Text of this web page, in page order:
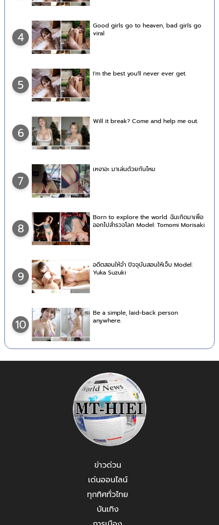
4
Good girls go to heaven, bad girls go
viral
5
I'm the best you'll never ever get.
6
Will it break? Come and help me out.
7
เหงาอะ มาเล่นด้วยกันไหม
8
Born to explore the world. ฉันเกิดมาเพื่อ
ออกไปสำรวจโลก Model: Tomomi Morisaki
9
อดีตสอนให้จำ ปัจจุบันสอนให้เจ็บ Model:
Yuka Suzuki
10
Be a simple, laid-back person
anywhere.
ข่าวด่วน
เด่นออนไลน์
ทุกทิศทั่วไทย
บันเทิง